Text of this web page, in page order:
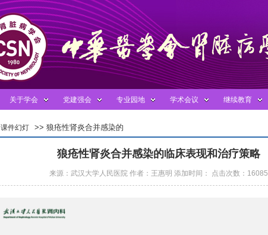
关于学会 党建强会 专业园地 学术会议 继续教育
课件幻灯 >> 狼疮性肾炎合并感染的
狼疮性肾炎合并感染的临床表现和治疗策略
来源：武汉大学人民医院 作者：王惠明 添加时间： 点击次数：16085